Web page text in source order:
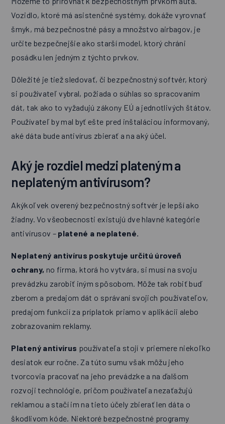
Vozidlo, ktoré má asistenčné systémy, dokáže vyrovnať
šmyk, má bezpečnostné pásy a množstvo airbagov, je
určite bezpečnejšie ako starší model, ktorý chráni
posádku len jedným z týchto prvkov.
Dôležité je tiež sledovať, či bezpečnostný softvér, ktorý
si používateľ vybral, požiada o súhlas so spracovaním
dát, tak ako to vyžadujú zákony EÚ a jednotlivých štátov.
Používateľ by mal byť ešte pred inštaláciou informovaný,
aké dáta bude antivírus zbierať a na aký účel.
Aký je rozdiel medzi plateným a
neplateným antivírusom?
Akýkoľvek overený bezpečnostný softvér je lepší ako
žiadny. Vo všeobecnosti existujú dve hlavné kategórie
antivírusov – platené a neplatené.
Neplatený antivírus poskytuje určitú úroveň
ochrany, no firma, ktorá ho vytvára, si musí na svoju
prevádzku zarobiť iným spôsobom. Môže tak robiť buď
zberom a predajom dát o správaní svojich používateľov,
predajom funkcií za príplatok priamo v aplikácii alebo
zobrazovaním reklamy.
Platený antivírus používateľa stojí v priemere niekoľko
desiatok eur ročne. Za túto sumu však môžu jeho
tvorcovia pracovať na jeho prevádzke a na ďalšom
rozvoji technológie, pričom používateľa nezaťažujú
reklamou a stačí im na tieto účely zbierať len dáta o
škodlivom kóde. Niektoré bezpečnostné programy